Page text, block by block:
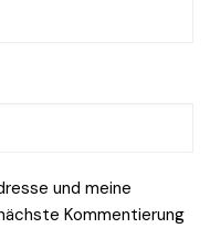
und meine
Kommentierung